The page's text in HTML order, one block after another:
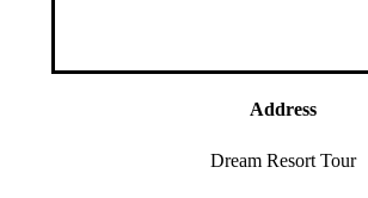
Address
Dream Resort Tour